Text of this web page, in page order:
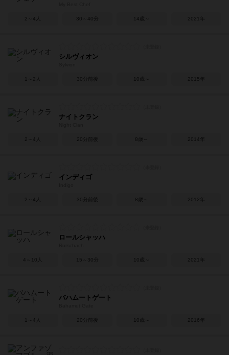
2～4人 30～40分 14歳～ 2021年
シルヴィオン
1～2人 30分前後 10歳～ 2015年
ナイトクラン
2～4人 20分前後 8歳～ 2014年
インディゴ
2～4人 30分前後 8歳～ 2012年
ロールシャッハ
4～10人 15～30分 10歳～ 2021年
バハムートゲート
1～4人 20分前後 10歳～ 2016年